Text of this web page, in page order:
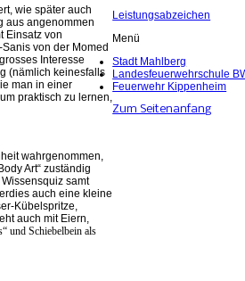
wie später auch
aus angenommen
Einsatz von
von der Momed
Interesse
(nämlich keinesfalls
man in einer
praktisch zu lernen,
wahrgenommen,
Art“ zuständig
samt
auch eine kleine
Kübelspritze,
auch mit Eiern,
und Schiebelbein als
Leistungsabzeichen
Menü
Stadt Mahlberg
Landesfeuerwehrschule
Feuerwehr Kippenheim
Zum Seitenanfang